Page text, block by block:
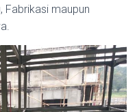
Fabrikasi maupun